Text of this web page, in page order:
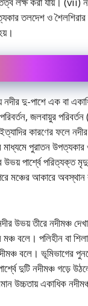
তলদেশ ও শৈলশিরার
দু-পাশে এক বা
জলবায়ুর
কারণের ফলে
মাধ্যমে পুরাতন
পার্শ্বে পরিত্যক্ত মৃদু
মঞ্চের আকারে
উভয় তীরে নদীমঞ্চ
বলে। পলিহীন বা
বলে। ভূমিভাগের
দুটি নদীমঞ্চ গড়ে
উচ্চতায় একাধিক